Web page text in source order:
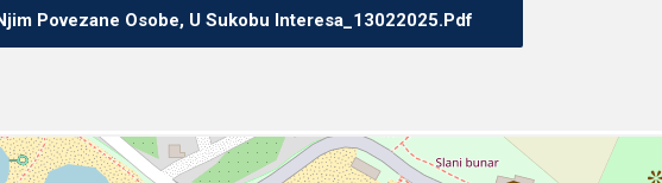
Povezane Osobe, U Sukobu Interesa_13022025.pdf